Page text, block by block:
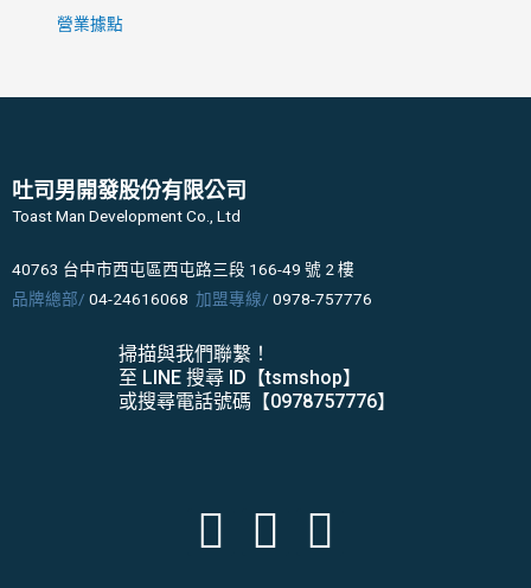
營業據點
吐司男開發股份有限公司
Toast Man Development Co., Ltd
40763 台中市西屯區西屯路三段 166-49 號 2 樓
品牌總部/ 04-24616068 加盟專線/ 0978-757776
掃描與我們聯繫！
至 LINE 搜尋 ID【tsmshop】
或搜尋電話號碼【0978757776】